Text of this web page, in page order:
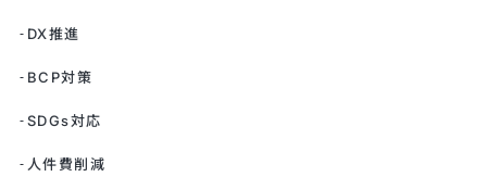
DX推進
BCP対策
SDGs対応
人件費削減